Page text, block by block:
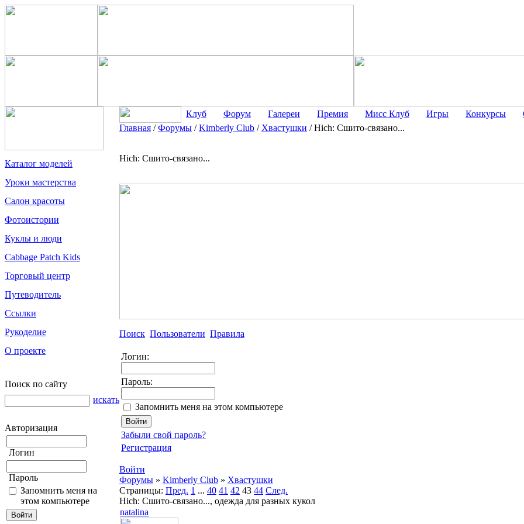
Каталог моделей
Уроки мастерства
Салон красоты
Фотоистории
Куклы и люди
Cabbage Patch Kids
Торговый центр
Путеводитель
Ссылки
Рукоделие
О проекте
Поиск по сайту
искать
Авторизация
Логин
Пароль
Запомнить меня на
этом компьютере
Клуб Форум Галереи Премия Мисс Клуб Игры Конкурсы
Главная /Форумы /Kimberly Club / Хвастушки /Hich: Сшито-связано...
Hich: Сшито-связано...
Поиск Пользователи Правила
Логин:
Пароль:
Запомнить меня на этом компьютере
Забыли свой пароль?
Регистрация
Войти
Форумы » Kimberly Club » Хвастушки
Страницы: Пред. 1 ... 40 41 42 43 44 След.
Hich: Сшито-связано..., одежда для разных кукол
natalina